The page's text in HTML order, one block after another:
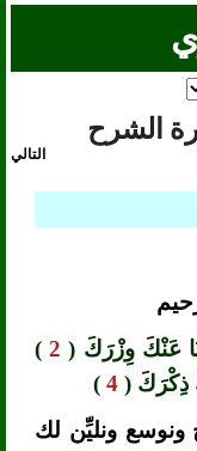
التالي
عَنْكَ وِزْرَكَ (2
)
ذِكْرَكَ (4
)
ونوسع ونليِّن لك